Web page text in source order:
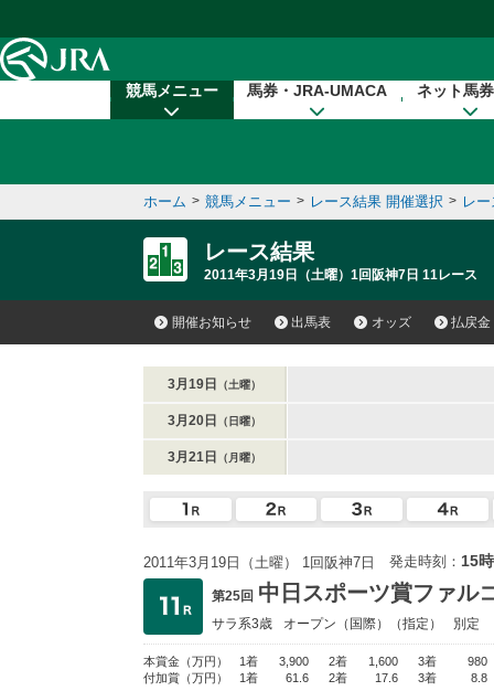
競馬メニュー 馬券・JRA-UMACA ネット馬
ホーム > 競馬メニュー > レース結果 開催選択 > レ
レース結果
2011年3月19日（土曜）1回阪神7日 11レース
開催お知らせ 出馬表 オッズ 払戻金
3月19日 （土曜）
3月20日 （日曜）
3月21日 （月曜）
2011年3月19日（土曜） 1回阪神7日 発走時刻： 15
第25回 中日スポーツ賞ファル
サラ系3歳 オープン （国際）（指定） 別定
本賞金 （万円） 1着 3,900 2着 1,600 3着
980
付加賞 （万円） 1着 61.6 2着 17.6 3着 8.8